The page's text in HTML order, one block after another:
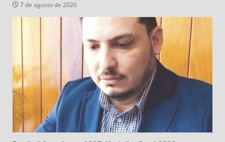
7 de agosto de 2026